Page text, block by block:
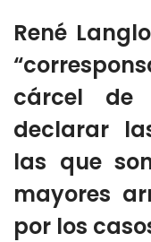
René
cárcel de
declarar
las que
mayores
por los